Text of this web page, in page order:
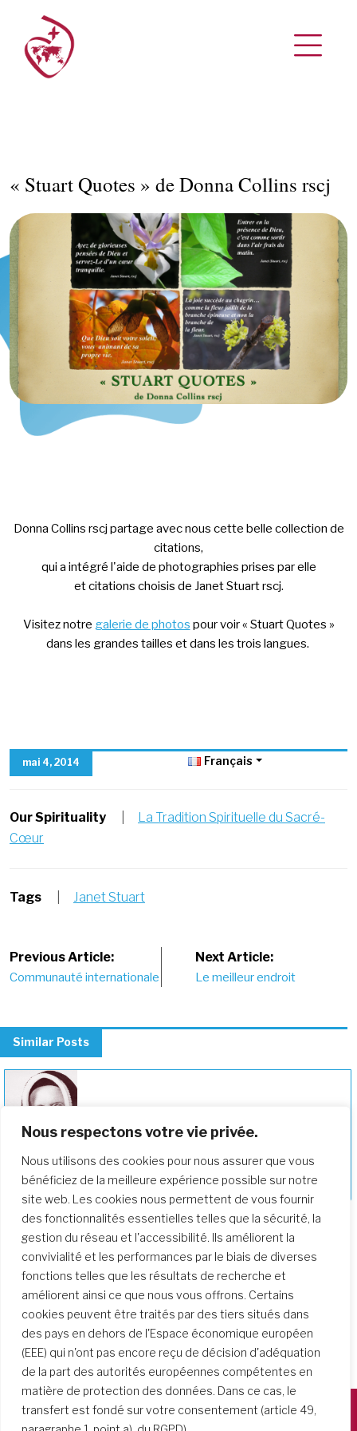
Nous respectons votre vie privée.
Nous utilisons des cookies pour nous assurer que vous
bénéficiez de la meilleure expérience possible sur notre
site web. Les cookies nous permettent de vous fournir
des fonctionnalités essentielles telles que la sécurité, la
gestion du réseau et l'accessibilité. Ils améliorent la
convivialité et les performances par le biais de diverses
fonctions telles que les résultats de recherche et
améliorent ainsi ce que nous vous offrons. Certains
cookies peuvent être traités par des tiers situés dans
des pays en dehors de l'Espace économique européen
(EEE) qui n'ont pas encore reçu de décision d'adéquation
de la part des autorités européennes compétentes en
matière de protection des données. Dans ce cas, le
transfert est fondé sur votre consentement (article 49,
« Stuart Quotes » de Donna Collins rscj
Donna Collins rscj partage avec nous cette belle collection de
citations,
qui a intégré l'aide de photographies prises par elle
et citations choisis de Janet Stuart rscj.
Visitez notre galerie de photos pour voir « Stuart Quotes »
dans les grandes tailles et dans les trois langues.
mai 4, 2014 Français
Our Spirituality
La Tradition Spirituelle du Sacré-
Cœur
Tags Janet Stuart
Post
navigation
Previous Article:
Communauté internationale
Next Article:
Le meilleur endroit
Similar Posts
Janet Erskine Stuart